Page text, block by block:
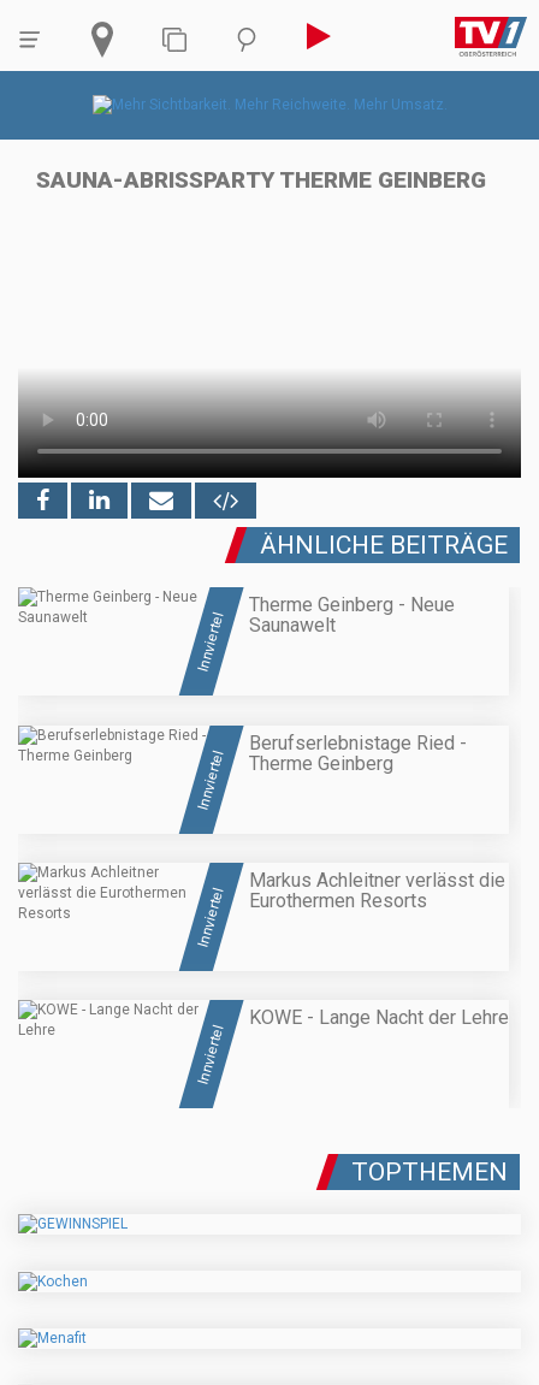
SAUNA-ABRISSPARTY THERME GEINBERG
ÄHNLICHE BEITRÄGE
Innviertel
Therme Geinberg - Neue
Saunawelt
Innviertel
Berufserlebnistage Ried -
Therme Geinberg
Innviertel
Markus Achleitner verlässt die
Eurothermen Resorts
Innviertel
KOWE - Lange Nacht der Lehre
TOPTHEMEN